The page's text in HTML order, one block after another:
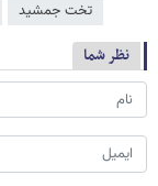
تخت جمشید
نظر شما